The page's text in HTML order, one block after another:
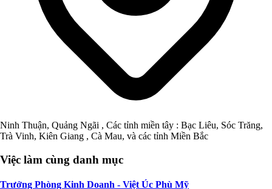
Ninh Thuận, Quảng Ngãi , Các tỉnh miền tây : Bạc Liêu, Sóc Trăng,
Trà Vinh, Kiên Giang , Cà Mau, và các tỉnh Miền Bắc
Việc làm cùng danh mục
Trưởng Phòng Kinh Doanh - Việt Úc Phù Mỹ